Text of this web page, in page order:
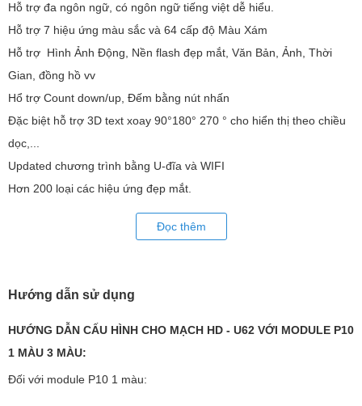
Hỗ trợ đa ngôn ngữ, có ngôn ngữ tiếng việt dễ hiểu.
Hỗ trợ 7 hiệu ứng màu sắc và 64 cấp độ Màu Xám
Hỗ trợ Hình Ảnh Động, Nền flash đẹp mắt, Văn Bản, Ảnh, Thời
Gian, đồng hồ vv
Hổ trợ Count down/up, Đếm bằng nút nhấn
Đặc biệt hỗ trợ 3D text xoay 90°180° 270 ° cho hiển thị theo chiều
dọc,...
Updated chương trình bằng U-đĩa và WIFI
Hơn 200 loại các hiệu ứng đẹp mắt.
Các bạn có thể tham khảo 1 số bài hướng dẫn phần mềm HD2018
Lập trình biển led ma trận xếp dọc trên phần mềm HD2018
Đọc thêm
Hướng dẫn sử dụng
HƯỚNG DẪN CẤU HÌNH CHO MẠCH HD - U62 VỚI MODULE P10
1 MÀU 3 MÀU:
Đối với module P10 1 màu: